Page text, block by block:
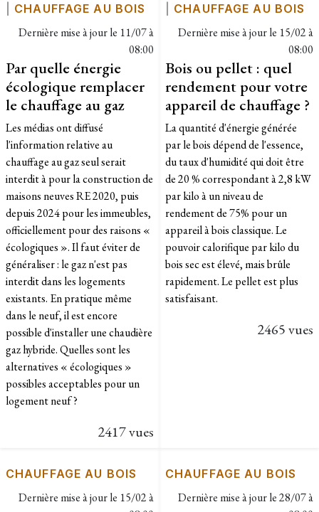
CHAUFFAGE AU BOIS
Dernière mise à jour le 11/07 à
08:00
Par quelle énergie
écologique remplacer
le chauffage au gaz
Les médias ont diffusé
l'information relative au
chauffage au gaz seul serait
interdit à pour la construction de
maisons neuves RE 2020, puis
depuis 2024 pour les immeubles,
officiellement pour des raisons «
écologiques ». Il faut éviter de
généraliser : le gaz n'est pas
interdit dans les logements
existants. En pratique même
dans le neuf, il est encore
possible d'installer une chaudière
gaz hybride. Quelles sont les
alternatives « écologiques »
possibles acceptables pour un
logement neuf ?
2417 vues
CHAUFFAGE AU BOIS
Dernière mise à jour le 15/02 à
08:00
Bois ou pellet : quel
rendement pour votre
appareil de chauffage ?
La quantité d'énergie générée
par le bois dépend de l'essence,
du taux d'humidité qui doit être
de 20 % correspondant à 2,8 kW
par kilo à un niveau de
rendement de 75% pour un
appareil à bois classique. Le
pouvoir calorifique par kilo du
bois sec est élevé, mais brûle
rapidement. Le pellet est plus
satisfaisant.
2465 vues
CHAUFFAGE AU BOIS
Dernière mise à jour le 15/02 à
CHAUFFAGE AU BOIS
Dernière mise à jour le28/07 à